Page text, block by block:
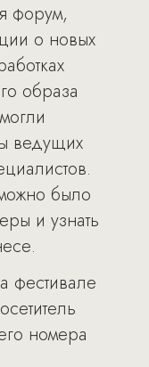
форум,
о новых
образа
ведущих
было
и узнать
фестивале
номера